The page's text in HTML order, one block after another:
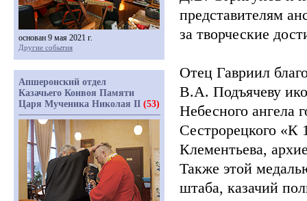
представителям
за творческие
Отец Гавриил
В.А. Подъячеву
Небесного ангела
Сестрорецкого «К
Клементьева,
Также этой
штаба, казачий
основан 9 мая 2021 г.
Другие события
Апшеронский отдел
Казачьего Конвоя Памяти
Царя Мученика Николая II (53)